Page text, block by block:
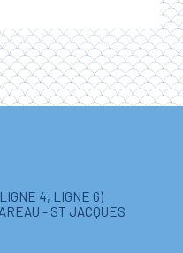
4, LIGNE 6)
- ST JACQUES